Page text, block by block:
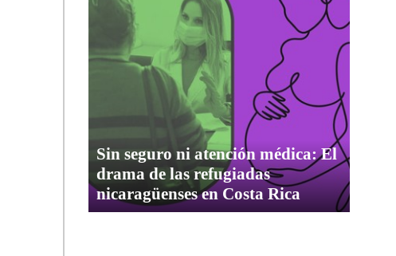
Sin seguro ni atención médica: El
drama de las refugiadas
nicaragüenses en Costa Rica